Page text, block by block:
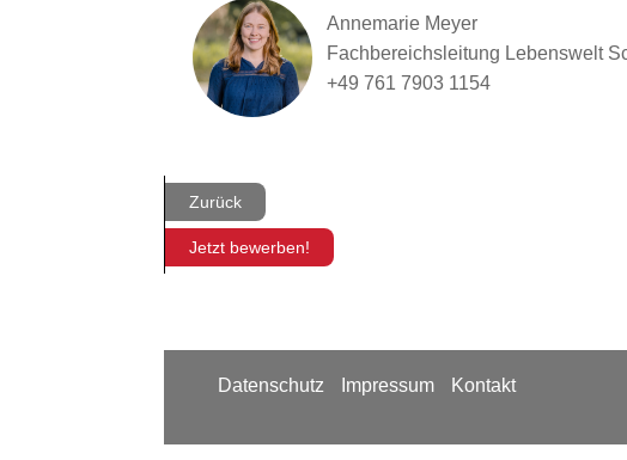
Annemarie Meyer
Fachbereichsleitung Lebenswelt
+49 761 7903 1154
Zurück
Jetzt bewerben!
Datenschutz Impressum Kontakt